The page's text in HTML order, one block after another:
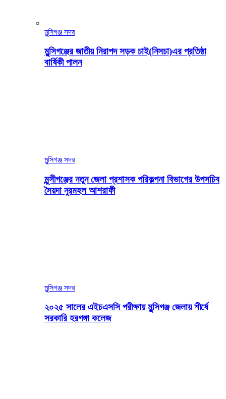
মুন্সিগঞ্জ সদর
মুন্সিগঞ্জের জাতীয় নিরাপদ সড়ক চাই(নিসচা)এর প্রতিষ্ঠা
বার্ষিকী পালন
মুন্সিগঞ্জ সদর
মুন্সীগঞ্জের নতুন জেলা প্রশাসক পরিকল্পনা বিভাগের উপসচিব
সৈয়দা নুরমহল আশরাফী
মুন্সিগঞ্জ সদর
২০২৫ সালের এইচএসসি পরীক্ষায় মুন্সিগঞ্জ জেলায় শীর্ষে
সরকারি হরগঙ্গা কলেজ